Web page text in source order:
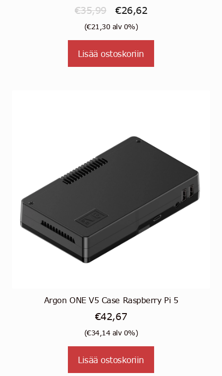
€35,99
Alkuperäinen
hinta
oli:
€35,99.
€26,62Nykyinen
on:
(€21,30 alv 0%)
Lisää ostoskoriin
Argon ONE V5 Case Raspberry Pi 5
€42,67
(€34,14alv 0%)
Lisää ostoskoriin